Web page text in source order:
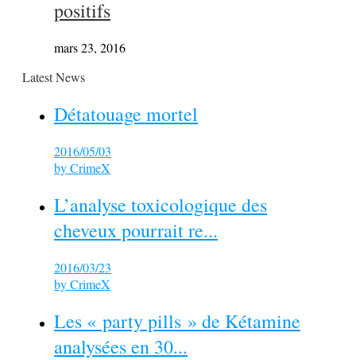
positifs
mars 23, 2016
Latest News
Détatouage mortel
2016/05/03
byCrimeX
L’analyse toxicologique des
cheveux pourrait re...
2016/03/23
byCrimeX
Les « party pills » de Kétamine
analysées en 30...